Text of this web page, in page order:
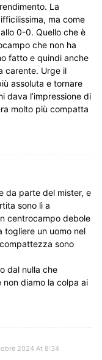
La
ma come
0-0. Quello che è
che non ha
fatto e quindi anche
carente. Urge il
assoluta e tornare
dava l’impressione di
molto più compatta
da parte del mister, e
sono lì a
centrocampo debole
un uomo nel
sono
dal nulla che
diamo la colpa ai
2024 At 8:34